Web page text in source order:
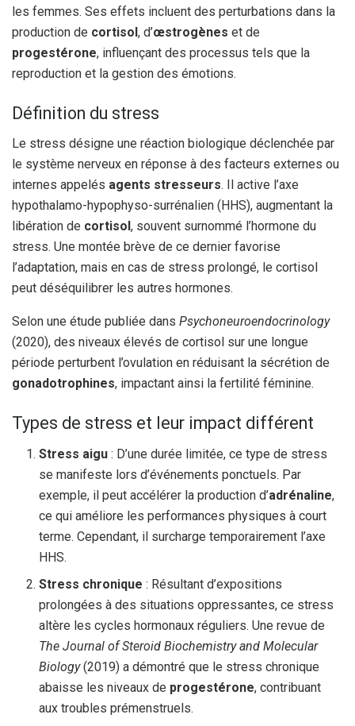
les femmes. Ses effets incluent des perturbations dans la
production de cortisol, d’œstrogènes et de
progestérone, influençant des processus tels que la
reproduction et la gestion des émotions.
Définition du stress
Le stress désigne une réaction biologique déclenchée par
le système nerveux en réponse à des facteurs externes ou
internes appelés agents stresseurs. Il active l’axe
hypothalamo-hypophyso-surrénalien (HHS), augmentant la
libération de cortisol , souvent surnommé l’hormone du
stress. Une montée brève de ce dernier favorise
l’adaptation, mais en cas de stress prolongé, le cortisol
peut déséquilibrer les autres hormones.
Selon une étude publiée dans Psychoneuroendocrinology
(2020), des niveaux élevés de cortisol sur une longue
période perturbent l’ovulation en réduisant la sécrétion de
gonadotrophines, impactant ainsi la fertilité féminine.
Types de stress et leur impact différent
Stress aigu : D’une durée limitée, ce type de stress
se manifeste lors d’événements ponctuels. Par
exemple, il peut accélérer la production d’adrénaline,
ce qui améliore les performances physiques à court
terme. Cependant, il surcharge temporairement l’axe
HHS.
Stress chronique : Résultant d’expositions
prolongées à des situations oppressantes, ce stress
altère les cycles hormonaux réguliers. Une revue de
The Journal of Steroid Biochemistry and Molecular
Biology(2019) a démontré que le stress chronique
abaisse les niveaux de progestérone, contribuant
aux troubles prémenstruels.